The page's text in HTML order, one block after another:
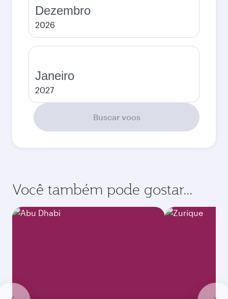
Dezembro
2026
Janeiro
2027
Buscar voos
Você também pode gostar...